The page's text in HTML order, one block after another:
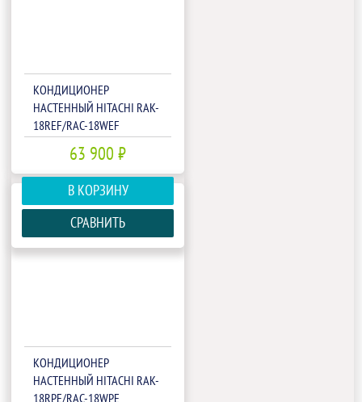
КОНДИЦИОНЕР
НАСТЕННЫЙ HITACHI RAK-
18REF/RAC-18WEF
63 900 ₽
В КОРЗИНУ
СРАВНИТЬ
КОНДИЦИОНЕР
НАСТЕННЫЙ HITACHI RAK-
18RPE/RAC-18WPE